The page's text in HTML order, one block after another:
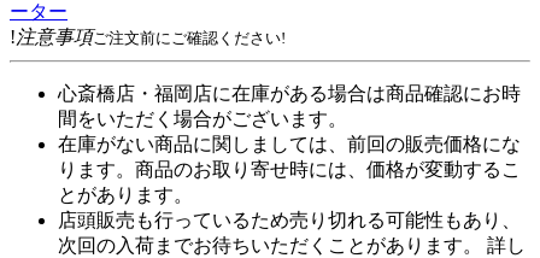
ーター
!注意事項ご注文前にご確認ください!
心斎橋店・福岡店に在庫がある場合は商品確認にお時
間をいただく場合がございます。
在庫がない商品に関しましては、前回の販売価格にな
ります。商品のお取り寄せ時には、価格が変動するこ
とがあります。
店頭販売も行っているため売り切れる可能性もあり、
次回の入荷までお待ちいただくことがあります。 詳し